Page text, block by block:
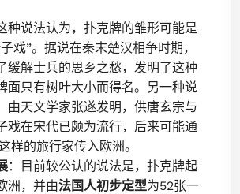
种说法认为，扑克牌的雏形可能是
戏”。据说在秦末楚汉相争时期，
缓解士兵的思乡之愁，发明了这种
面只有树叶大小而得名。另一种说
由天文学家张遂发明，供唐玄宗与
戏在宋代已颇为流行，后来可能通
样的旅行家传入欧洲。
：目前较公认的说法是，扑克牌起
洲，并由法国人初步定型为52张一